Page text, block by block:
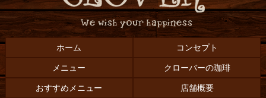
ホーム コンセプト
メニュー クローバーの珈琲
おすすめメニュー 店舗概要